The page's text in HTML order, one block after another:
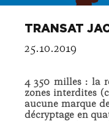
TRANSAT
25.10.2019
4 350 milles : la
zones interdites
aucune marque
décryptage en